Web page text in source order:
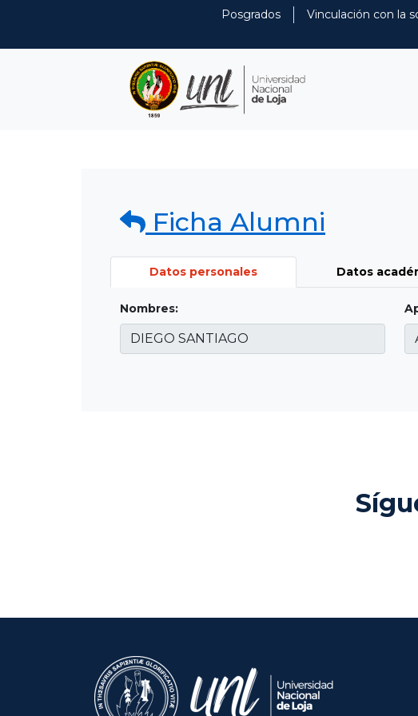
Posgrados Vinculación con la
Ficha Alumni
Datos personales Datos
Nombres: